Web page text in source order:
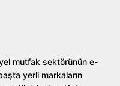
en iyi
hacmine uygun
açısından büyük
sunulan tüm
mutfak sektörünün e-
yerli markaların